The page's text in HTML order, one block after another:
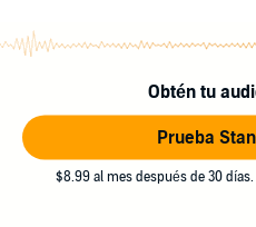
Obtén tu
Prueba
$8.99 al mes después de 30